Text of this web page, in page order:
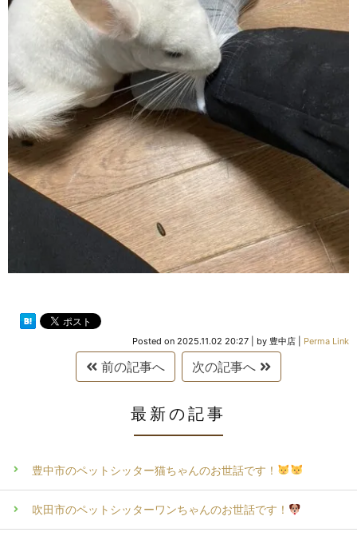
Posted on 2025.11.02 20:27 by 豊中店 Perma Link
前の記事へ 次の記事へ
最新の記事
豊中市のペットシッター猫ちゃんのお世話です！
吹田市のペットシッターワンちゃんのお世話です！